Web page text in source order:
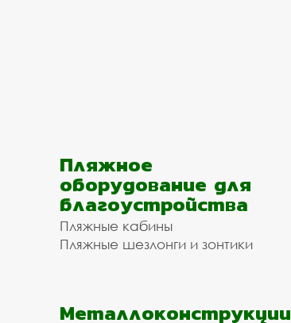
Пляжное
оборудование для
благоустройства
Пляжные кабины
Пляжные шезлонги и зонтики
Металлоконструкции